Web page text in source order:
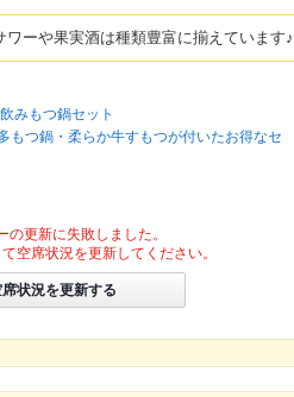
ワーや果実酒は種類豊富に揃えています♪
みもつ鍋セット
つ鍋・柔らか牛すもつが付いたお得なセ
の更新に失敗しました。
空席状況を更新してください。
席状況を更新する